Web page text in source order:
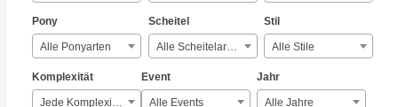
Pony
Alle Ponyarten
Scheitel
Alle Scheitelarten
Stil
Alle Stile
Komplexität
Jede Komplexität
Event
Alle Events
Jahr
Alle Jahre